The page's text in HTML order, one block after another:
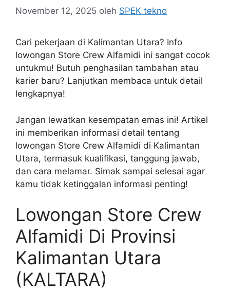
November 12, 2025 oleh SPEK tekno
Cari pekerjaan di Kalimantan Utara? Info
lowongan Store Crew Alfamidi ini sangat cocok
untukmu! Butuh penghasilan tambahan atau
karier baru? Lanjutkan membaca untuk detail
lengkapnya!
Jangan lewatkan kesempatan emas ini! Artikel
ini memberikan informasi detail tentang
lowongan Store Crew Alfamidi di Kalimantan
Utara, termasuk kualifikasi, tanggung jawab,
dan cara melamar. Simak sampai selesai agar
kamu tidak ketinggalan informasi penting!
Lowongan Store Crew
Alfamidi Di Provinsi
Kalimantan Utara
(KALTARA)